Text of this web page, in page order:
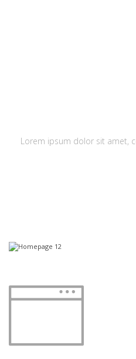
Lorem ipsum dolor sit amet,